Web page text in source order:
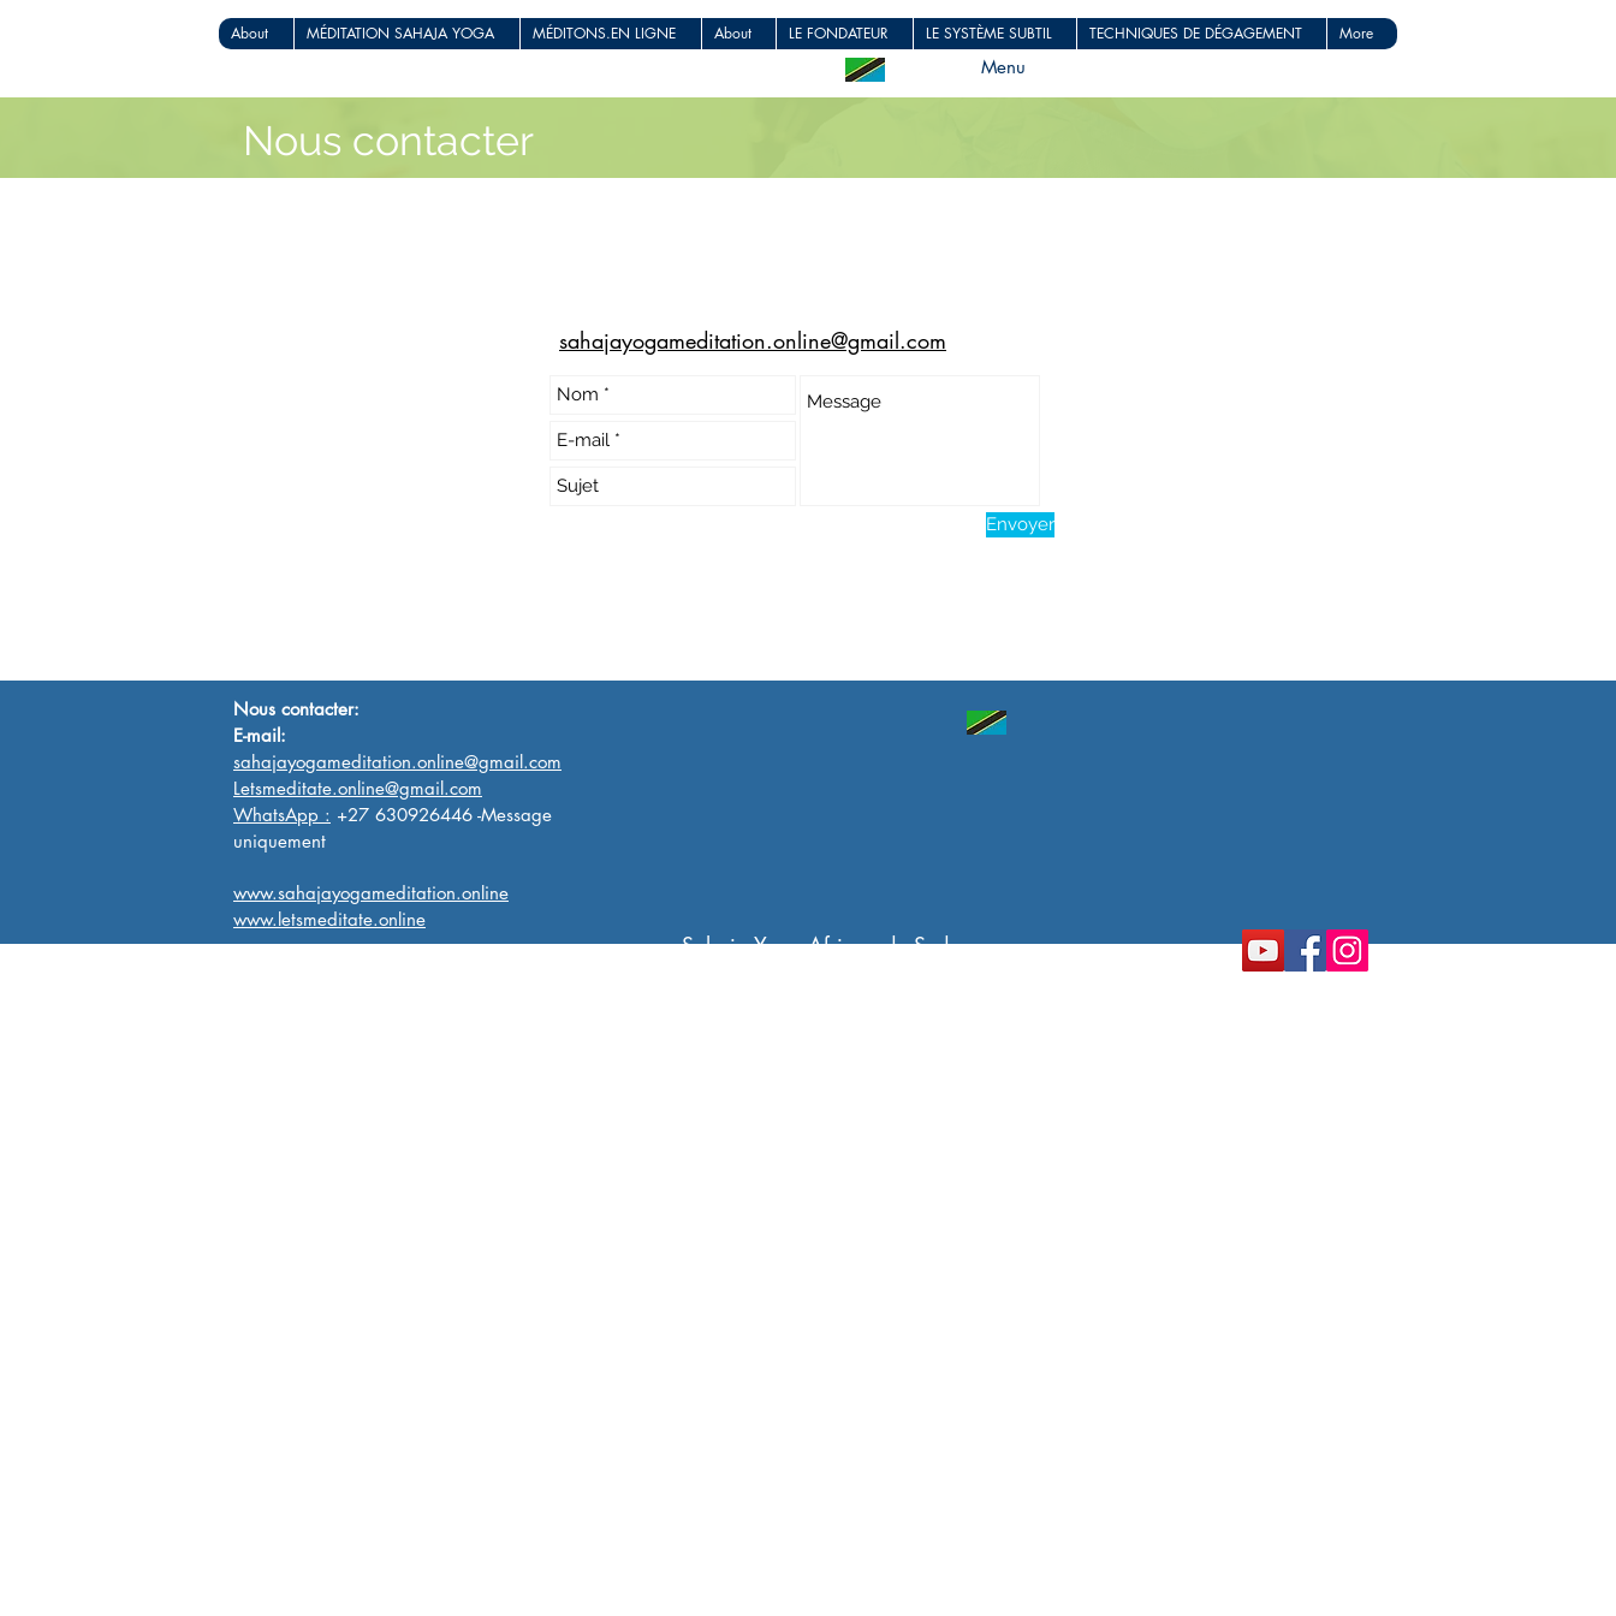
About MÉDITATION SAHAJA YOGA MÉDITONS.EN LIGNE About LE FONDATEUR LE SYSTÈME SUBTIL TECHNIQUES DE DÉGAGEMENT More
Menu
Nous contacter
sahajayogameditation.online@gmail.com
Envoyer
Nous contacter:
E-mail:
sahajayogameditation.online@gmail.com
Letsmeditate.online@gmail.com
WhatsApp : +27 630926446 -Message
uniquement
www.sahajayogameditation.online
www.letsmeditate.online
Sahaja Yoga Afrique du Sud